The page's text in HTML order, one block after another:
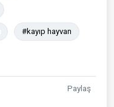
#kayıp hayvan
Paylaş